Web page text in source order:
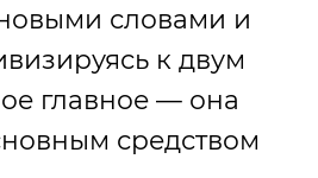
словами и
к двум
главное — она
средством